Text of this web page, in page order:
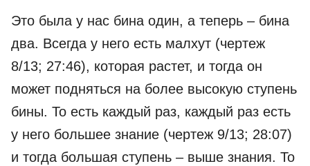
Это была у нас бина один, а теперь – бина
два. Всегда у него есть малхут (чертеж
8/13; 27:46), которая растет, и тогда он
может подняться на более высокую ступень
бины. То есть каждый раз, каждый раз есть
у него большее знание (чертеж 9/13; 28:07)
и тогда большая ступень – выше знания. То